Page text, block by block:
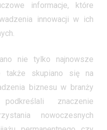
informacje, które
innowacji w ich
nie tylko najnowsze
także skupiano się na
biznesu w branży
znaczenie
nowoczesnych